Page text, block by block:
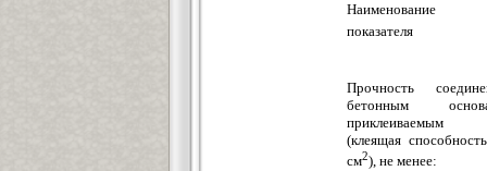
Наименование
показателя
Прочность
бетонным
приклеиваемым
(клеящая
см2), не менее: